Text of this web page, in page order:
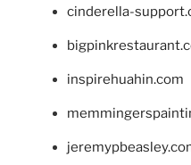
cinderella-
inspirehuahin.com